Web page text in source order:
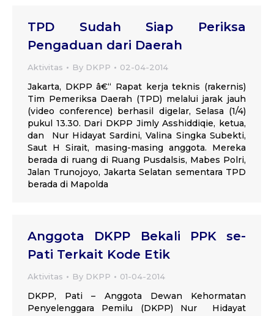
TPD Sudah Siap Periksa
Pengaduan dari Daerah
Aktivitas By DKPP 02-04-2014
Jakarta, DKPP â€“ Rapat kerja teknis (rakernis)
Tim Pemeriksa Daerah (TPD) melalui jarak jauh
(video conference) berhasil digelar, Selasa (1/4)
pukul 13.30. Dari DKPP Jimly Asshiddiqie, ketua,
dan Nur Hidayat Sardini, Valina Singka Subekti,
Saut H Sirait, masing-masing anggota. Mereka
berada di ruang di Ruang Pusdalsis, Mabes Polri,
Jalan Trunojoyo, Jakarta Selatan sementara TPD
berada di Mapolda
Anggota DKPP Bekali PPK se-
Pati Terkait Kode Etik
Aktivitas By DKPP 01-04-2014
DKPP, Pati – Anggota Dewan Kehormatan
Penyelenggara Pemilu (DKPP) Nur Hidayat